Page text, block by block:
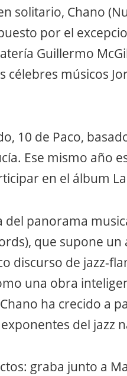
solitario, Chano
por el
Guillermo
músicos
10 de Paco,
Ese mismo año
en el álbum
del panorama
que supone un
discurso de jazz-
una obra
ha crecido a
del jazz
graba junto a